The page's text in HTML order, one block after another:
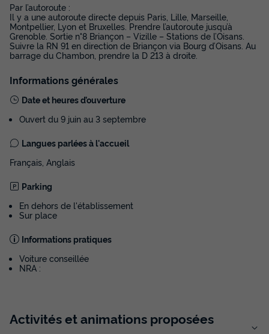
Par l’autoroute :
Il y a une autoroute directe depuis Paris, Lille, Marseille,
Montpellier, Lyon et Bruxelles. Prendre l’autoroute jusqu’à
Grenoble. Sortie n°8 Briançon – Vizille – Stations de l’Oisans.
Suivre la RN 91 en direction de Briançon via Bourg d’Oisans. Au
barrage du Chambon, prendre la D 213 à droite.
Informations générales
Date et heures d’ouverture
Ouvert du 9 juin au 3 septembre
Langues parlées à l'accueil
Français, Anglais
Parking
En dehors de l'établissement
Sur place
Informations pratiques
Voiture conseillée
NRA :
Activités et animations proposées